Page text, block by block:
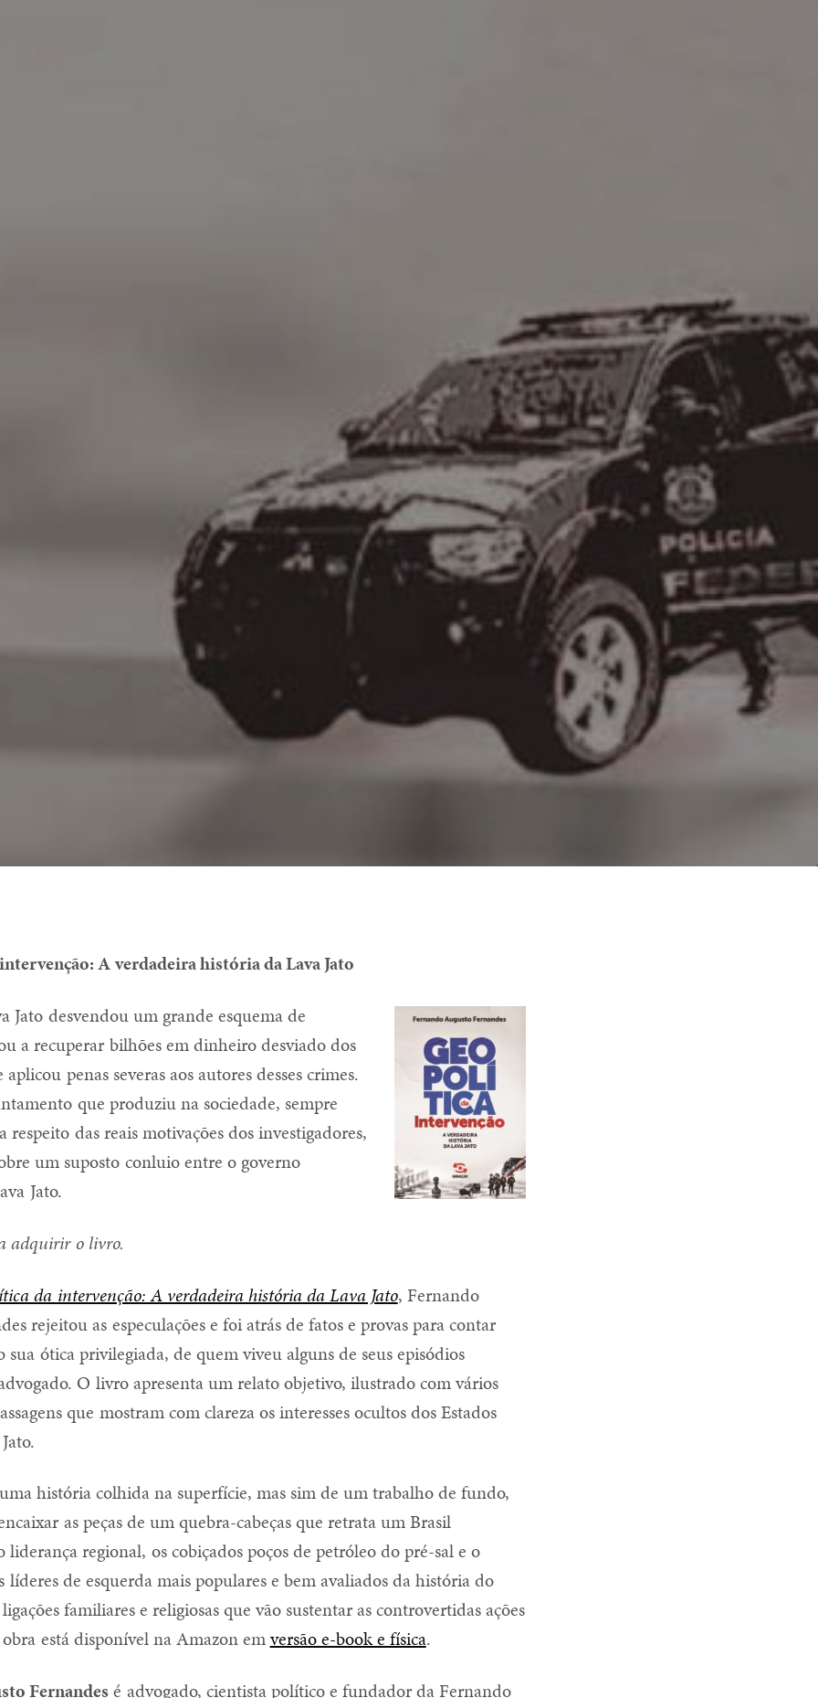
A verdadeira história da Lava Jato
Jato desvendou um grande esquema de
a recuperar bilhões em dinheiro desviado dos
penas severas aos autores desses crimes.
que produziu na sociedade, sempre
respeito das reais motivações dos investigadores,
um suposto conluio entre o governo
Jato.
adquirir o livro.
da intervenção: A verdadeira história da Lava Jato, Fernando
rejeitou as especulações e foi atrás de fatos e provas para contar
sua ótica privilegiada, de quem viveu alguns de seus episódios
O livro apresenta um relato objetivo, ilustrado com vários
que mostram com clareza os interesses ocultos dos Estados
história colhida na superfície, mas sim de um trabalho de fundo,
as peças de um quebra-cabeças que retrata um Brasil
liderança regional, os cobiçados poços de petróleo do pré-sal e o
líderes de esquerda mais populares e bem avaliados da história do
familiares e religiosas que vão sustentar as controvertidas ações
está disponível na Amazon emversão e-book e física.
Fernandesé advogado, cientista político e fundador da Fernando